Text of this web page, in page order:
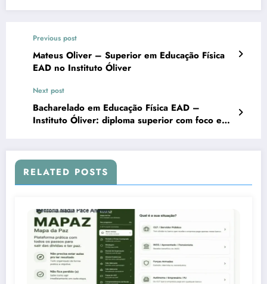
Previous post
Mateus Oliver – Superior em Educação Física
EAD no Instituto Óliver
Next post
Bacharelado em Educação Física EAD –
Instituto Óliver: diploma superior com foco em
RELATED POSTS